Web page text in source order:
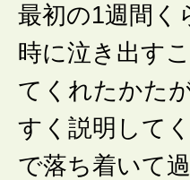
最初の1週間く
時に泣き出す
てくれたかた
すく説明して
で落ち着いて